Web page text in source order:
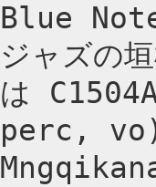
Blue
ジャズの
は
perc,